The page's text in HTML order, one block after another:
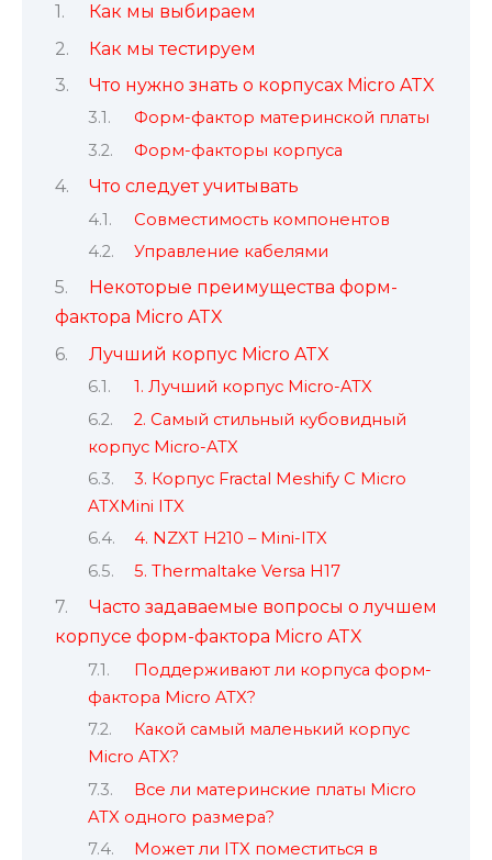
Как мы выбираем
Как мы тестируем
Что нужно знать о корпусах Micro ATX
Форм-фактор материнской платы
Форм-факторы корпуса
Что следует учитывать
Совместимость компонентов
Управление кабелями
Некоторые преимущества форм-
фактора Micro ATX
Лучший корпус Micro ATX
1. Лучший корпус Micro-ATX
2. Самый стильный кубовидный
корпус Micro-ATX
3. Корпус Fractal Meshify C Micro
ATXMini ITX
4. NZXT H210 – Mini-ITX
5. Thermaltake Versa H17
Часто задаваемые вопросы о лучшем
корпусе форм-фактора Micro ATX
Поддерживают ли корпуса форм-
фактора Micro ATX?
Какой самый маленький корпус
Micro ATX?
Все ли материнские платы Micro
ATX одного размера?
Может ли ITX поместиться в